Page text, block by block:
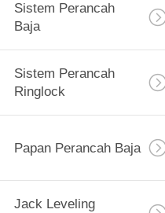
Sistem Perancah
Baja
Sistem Perancah
Ringlock
Papan Perancah Baja
Jack Leveling